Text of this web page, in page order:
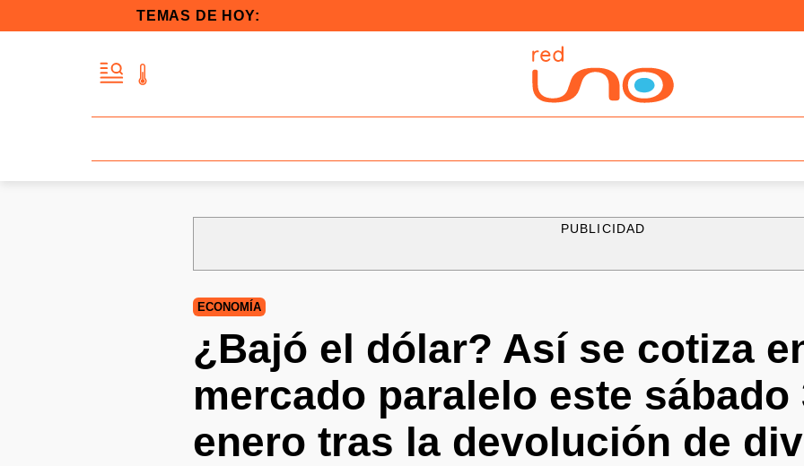
TEMAS DE HOY:
PUBLICIDAD
ECONOMÍA
¿Bajó el dólar? Así se cotiza
mercado paralelo este sábado
enero tras la devolución de